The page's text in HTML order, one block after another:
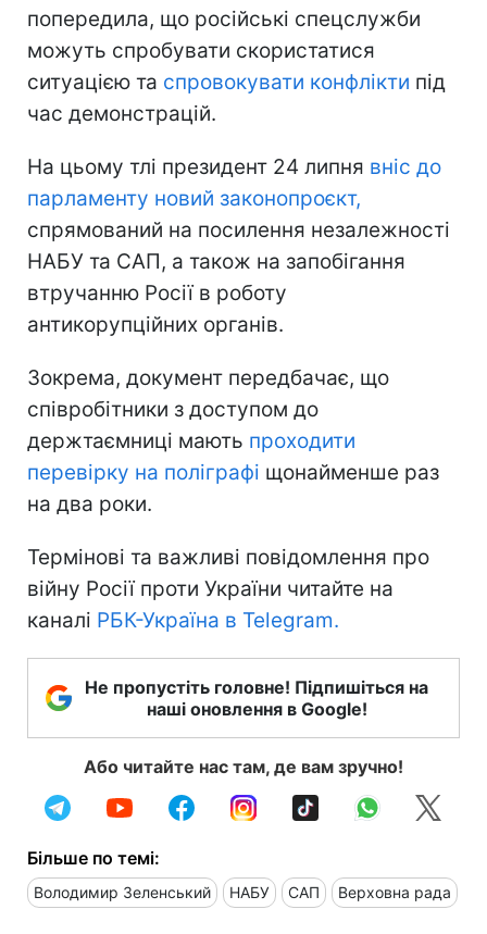
попередила, що російські спецслужби
можуть спробувати скористатися
ситуацією та спровокувати конфлікти під
час демонстрацій.
На цьому тлі президент 24 липня вніс до
парламенту новий законопроєкт,
спрямований на посилення незалежності
НАБУ та САП, а також на запобігання
втручанню Росії в роботу
антикорупційних органів.
Зокрема, документ передбачає, що
співробітники з доступом до
держтаємниці мають проходити
перевірку на поліграфі щонайменше раз
на два роки.
Термінові та важливі повідомлення про
війну Росії проти України читайте на
каналі РБК-Україна в Telegram.
Не пропустіть головне! Підпишіться на
наші оновлення в Google!
Або читайте нас там, де вам зручно!
Більше по темі:
Володимир Зеленський НАБУ САП Верховна рада